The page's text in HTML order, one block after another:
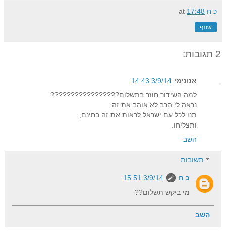
כ ח at 17:48
שתף
2 תגובות:
אנונימי 3/9/14 14:43
למה השידור חוזר בתשלום?????????????????
נראה לי הרב לא אוהב את זה.
תנו לכל עם ישראל לראות את זה בחינם,
ותצליחו.
השב
תשובות
כ ח
3/9/14 15:51
מי ביקש תשלום??
השב